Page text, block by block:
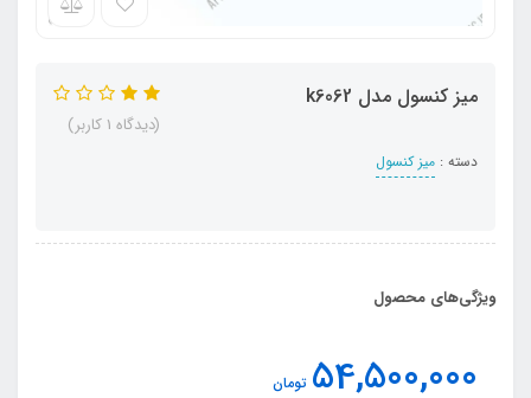
میز کنسول مدل k6062
دسته : میز کنسول
(دیدگاه 1 کاربر)
ویژگی‌های محصول
54,500,000 تومان